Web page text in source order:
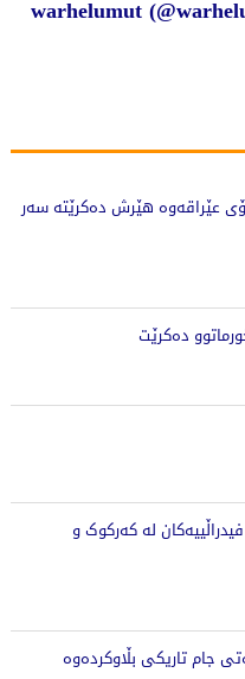
عێراقەوە هێرش دەکرێتە سەر
دەکرێت
لە کەرکوک و
جام تاریکی بڵاوکردەوە